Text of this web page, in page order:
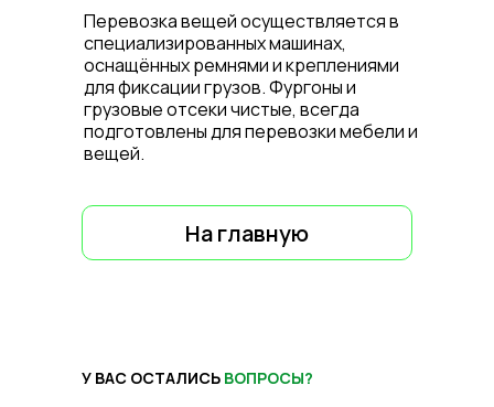
Перевозка вещей осуществляется в
специализированных машинах,
оснащённых ремнями и креплениями
для фиксации грузов. Фургоны и
грузовые отсеки чистые, всегда
подготовлены для перевозки мебели и
вещей.
На главную
У ВАС ОСТАЛИСЬ ВОПРОСЫ?